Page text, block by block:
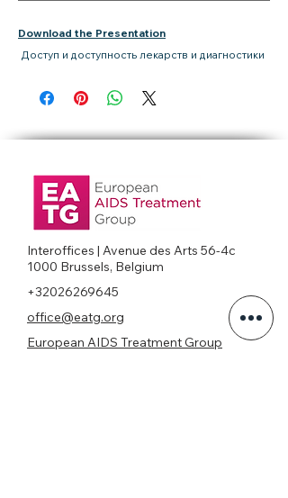
Download the Presentation
Доступ и доступность лекарств и диагностики
Interoffices | Avenue des Arts 56-4c
1000 Brussels, Belgium
+32026269645
office@eatg.org
European AIDS Treatment Group